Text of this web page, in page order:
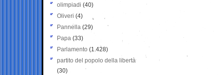
olimpiadi (40)
Oliveri (4)
Pannella (29)
Papa (33)
Parlamento (1.428)
partito del popolo della libertà
(30)